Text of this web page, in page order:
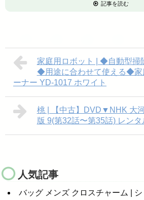
記事を読む
家庭用ロボット | ◆自動型掃
◆用途に合わせて使える◆家
ーナー YD-1017 ホワイト
桃 | 【中古】DVD▼NHK 大
版 9(第32話〜第35話) レンタ
人気記事
バッグ メンズ クロスチャーム |